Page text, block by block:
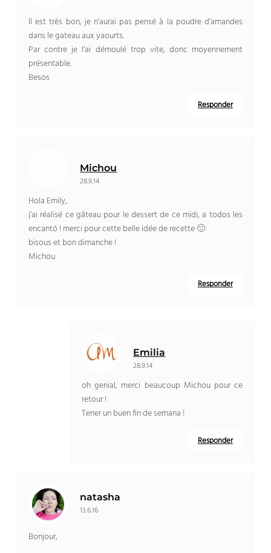
Il est très bon,je n’aurai pas pensé à la poudre d’amandes
dans le gateau aux yaourts.
Par contre je l’ai démoulé trop vite, donc moyennement
présentable.
Besos
Responder
Michou
28.9.14
Hola Emily,
j’ai réalisé ce gâteau pour le dessert de ce midi, a todos les
encantó !merci pour cette belle idée de recette 🙂
bisous et bon dimanche!
Michou
Responder
Emilia
28.9.14
oh genial, merci beaucoup Michou pour ce
retour!
Tener un buen fin de semana !
Responder
natasha
13.6.16
Bonjour,